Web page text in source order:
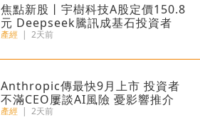
焦點新股丨宇樹科技A股定價150.8
元 Deepseek騰訊成基石投資者
產經 | 2天前
Anthropic傳最快9月上市 投資者
不滿CEO屢談AI風險 憂影響推介
產經 | 2天前